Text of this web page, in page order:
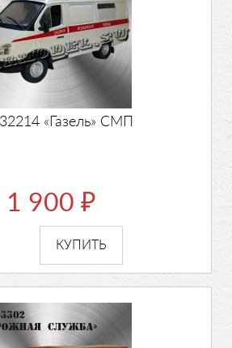
«Газель» СМП
1 900 ₽